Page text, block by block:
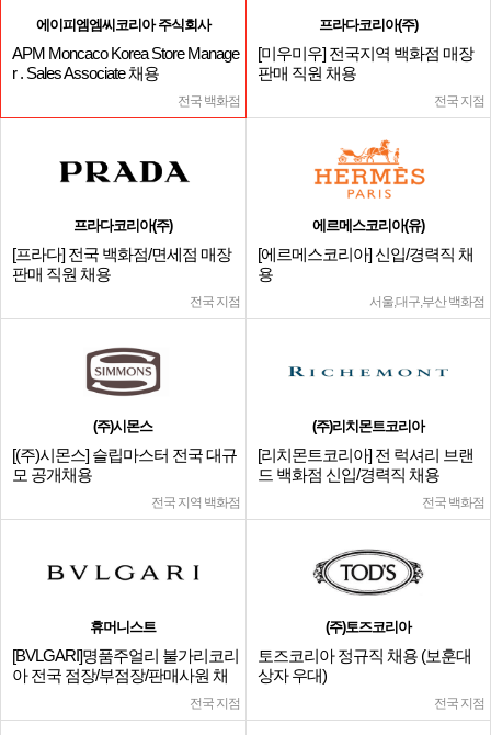
에이피엠엠씨코리아 주식회사
APM Moncaco Korea Store Manage
r . Sales Associate 채용
전국 백화점
프라다코리아(주)
[미우미우] 전국지역 백화점 매장
판매 직원 채용
전국 지점
프라다코리아(주)
[프라다] 전국 백화점/면세점 매장
판매 직원 채용
전국 지점
에르메스코리아(유)
[에르메스코리아] 신입/경력직 채
용
서울,대구,부산 백화점
(주)시몬스
[(주)시몬스] 슬립마스터 전국 대규
모 공개채용
전국 지역 백화점
(주)리치몬트코리아
[리치몬트코리아] 전 럭셔리 브랜
드 백화점 신입/경력직 채용
전국 백화점
휴머니스트
[BVLGARI]명품주얼리 불가리코리
아 전국 점장/부점장/판매사원 채
전국 지점
(주)토즈코리아
토즈코리아 정규직 채용 (보훈대
상자 우대)
전국 지점